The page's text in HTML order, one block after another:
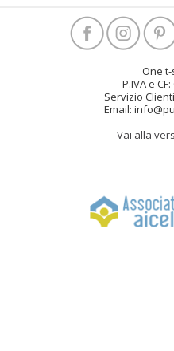
One
P.IVA e
Servizio
Email:
Vai alla